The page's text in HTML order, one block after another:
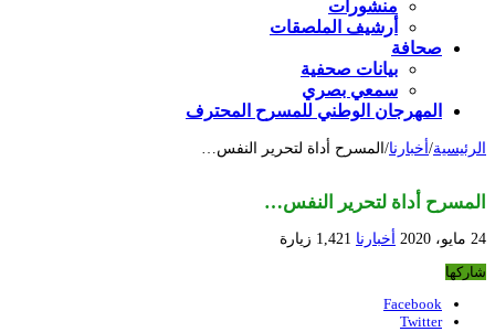
منشورات
أرشيف الملصقات
صحافة
بيانات صحفية
سمعي بصري
المهرجان الوطني للمسرح المحترف
الرئيسية/ أخبارنا/ المسرح أداة لتحرير النفس…
المسرح أداة لتحرير النفس…
24 مايو، 2020 أخبارنا 1,421 زيارة
شاركها
Facebook
Twitter